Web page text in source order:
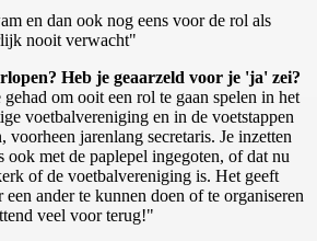
en dan ook nog eens voor de rol als
nooit verwacht"
Heb je geaarzeld voor je 'ja' zei?
om ooit een rol te gaan spelen in het
voetbalvereniging en in de voetstappen
voorheen jarenlang secretaris. Je inzetten
met de paplepel ingegoten, of dat nu
of de voetbalvereniging is. Het geeft
ander te kunnen doen of te organiseren
veel voor terug!"